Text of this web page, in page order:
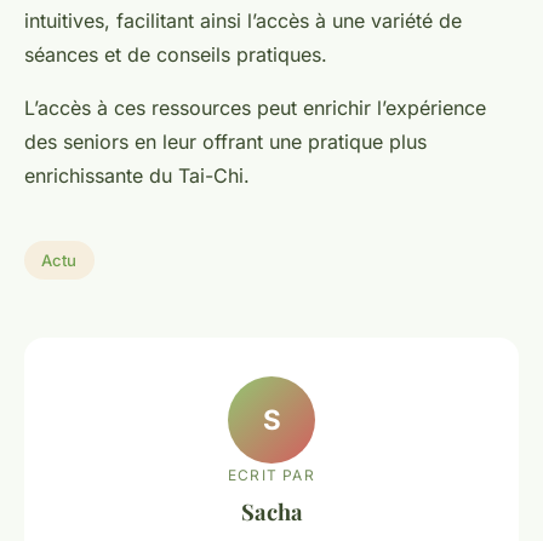
intuitives, facilitant ainsi l’accès à une variété de
séances et de conseils pratiques.
L’accès à ces ressources peut enrichir l’expérience
des seniors en leur offrant une pratique plus
enrichissante du Tai-Chi.
Actu
S
ECRIT PAR
Sacha